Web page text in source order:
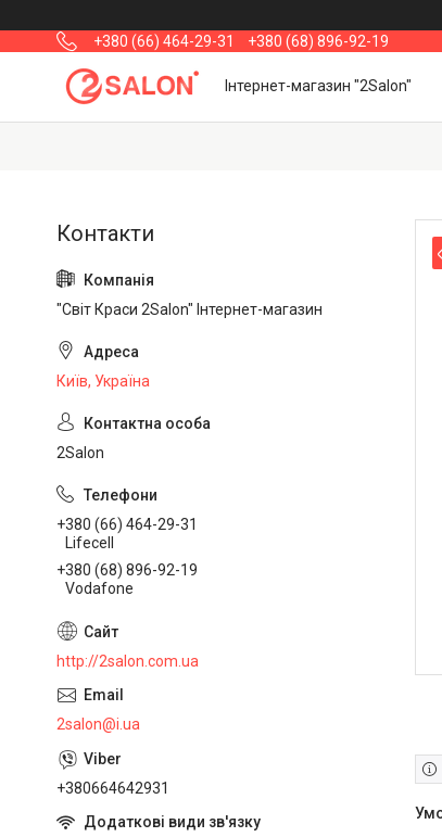
+380 (66) 464-29-31 +380 (68) 896-92-19
Інтернет-магазин "2Salon"
"Світ Краси 2Salon" Інтернет-магазин
Київ, Україна
2Salon
+380 (66) 464-29-31
Lifecell
+380 (68) 896-92-19
Vodafone
http://2salon.com.ua
2salon@i.ua
+380664642931